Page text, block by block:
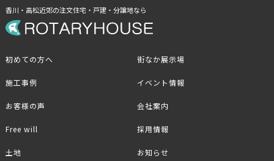
香川・高松近郊の注文住宅・戸建・分譲地なら
初めての方へ
施工事例
お客様の声
Free will
土地
街なか展示場
イベント情報
会社案内
採用情報
お知らせ